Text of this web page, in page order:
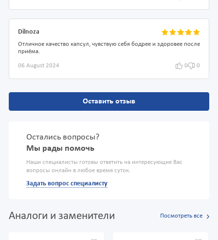
Dilnoza
Отличное качество капсул, чувствую себя бодрее и здоровее после
приёма.
06 August 2024 0 0
Оставить отзыв
Остались вопросы?
Мы рады помочь
Наши специалисты готовы ответить на интересующие Вас
вопросы онлайн в любое время суток.
Задать вопрос специалисту
Аналоги и заменители Посмотреть все